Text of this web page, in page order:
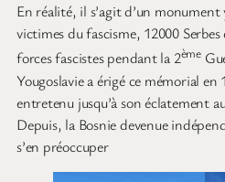
En réalité, il s’agit d’un monument
victimes du fascisme, 12000
forces fascistes pendant la 2ème
Yougoslavie a érigé ce mémorial
entretenu jusqu’à son éclatement
Depuis, la Bosnie devenue
s’en préoccuper